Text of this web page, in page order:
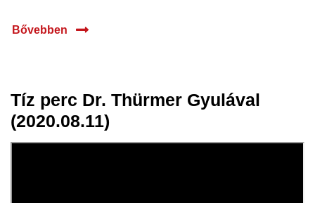
Bővebben
12 aug.
2020
Tíz perc Dr. Thürmer Gyulával
(2020.08.11)